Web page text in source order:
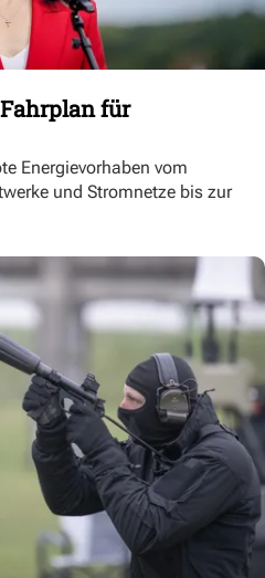
für
Energievorhaben vom
und Stromnetze bis zur